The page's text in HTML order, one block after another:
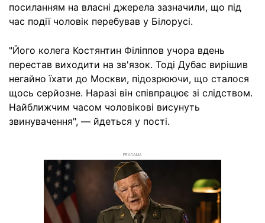
посиланням на власні джерела зазначили, що під
час події чоловік перебував у Білорусі.
"Його колега Костянтин Філіппов учора вдень
перестав виходити на зв'язок. Тоді Дубас вирішив
негайно їхати до Москви, підозрюючи, що сталося
щось серйозне. Наразі він співпрацює зі слідством.
Найближчим часом чоловікові висунуть
звинувачення", — йдеться у пості.
РЕКЛАМА